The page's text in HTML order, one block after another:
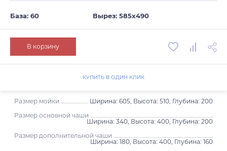
Размер мойки
Ширина: 605, Высота: 510, Глубина: 200
Размер основной чаши
Ширина: 340, Высота: 400, Глубина: 200
Размер дополнительной чаши
Ширина: 180, Высота: 400, Глубина: 160
База: 60 Вырез: 585х490
В корзину
КУПИТЬ В ОДИН КЛИК